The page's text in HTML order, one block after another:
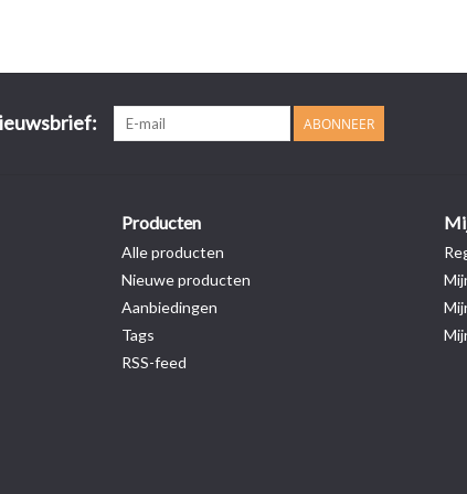
ABONNEER
Producten
Alle producten
Nieuwe producten
Aanbiedingen
Tags
RSS-feed